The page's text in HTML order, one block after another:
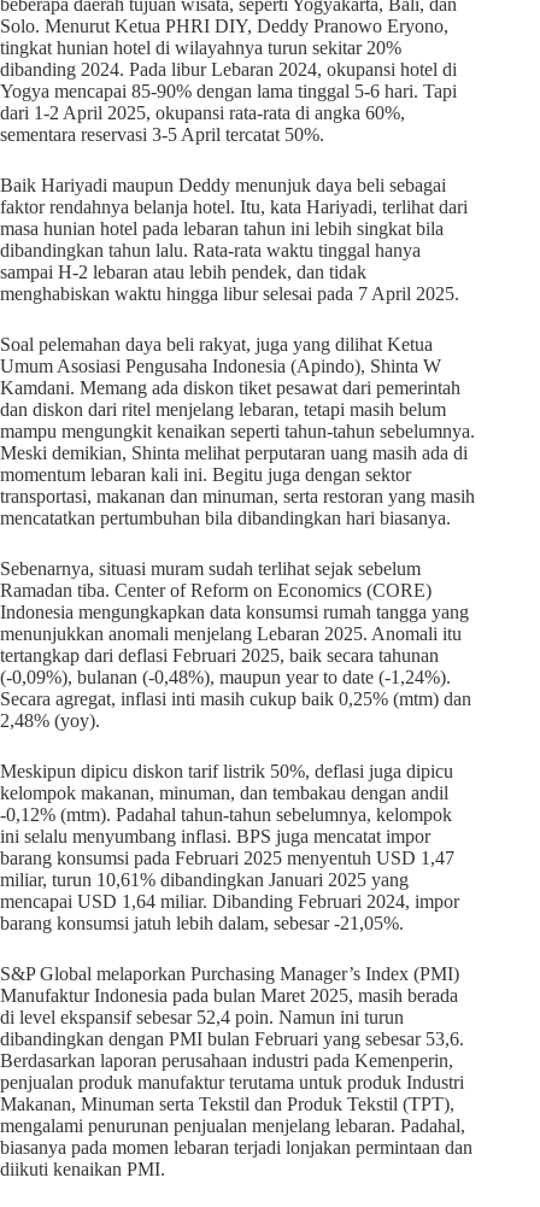
Solo. Menurut Ketua PHRI DIY, Deddy Pranowo Eryono,
tingkat hunian hotel di wilayahnya turun sekitar 20%
dibanding 2024. Pada libur Lebaran 2024, okupansi hotel di
Yogya mencapai 85-90% dengan lama tinggal 5-6 hari. Tapi
dari 1-2 April 2025, okupansi rata-rata di angka 60%,
sementara reservasi 3-5 April tercatat 50%.
Baik Hariyadi maupun Deddy menunjuk daya beli sebagai
faktor rendahnya belanja hotel. Itu, kata Hariyadi, terlihat dari
masa hunian hotel pada lebaran tahun ini lebih singkat bila
dibandingkan tahun lalu. Rata-rata waktu tinggal hanya
sampai H-2 lebaran atau lebih pendek, dan tidak
menghabiskan waktu hingga libur selesai pada 7 April 2025.
Soal pelemahan daya beli rakyat, juga yang dilihat Ketua
Umum Asosiasi Pengusaha Indonesia (Apindo), Shinta W
Kamdani. Memang ada diskon tiket pesawat dari pemerintah
dan diskon dari ritel menjelang lebaran, tetapi masih belum
mampu mengungkit kenaikan seperti tahun-tahun sebelumnya.
Meski demikian, Shinta melihat perputaran uang masih ada di
momentum lebaran kali ini. Begitu juga dengan sektor
transportasi, makanan dan minuman, serta restoran yang masih
mencatatkan pertumbuhan bila dibandingkan hari biasanya.
Sebenarnya, situasi muram sudah terlihat sejak sebelum
Ramadan tiba. Center of Reform on Economics (CORE)
Indonesia mengungkapkan data konsumsi rumah tangga yang
menunjukkan anomali menjelang Lebaran 2025. Anomali itu
tertangkap dari deflasi Februari 2025, baik secara tahunan
(-0,09%), bulanan (-0,48%), maupun year to date (-1,24%).
Secara agregat, inflasi inti masih cukup baik 0,25% (mtm) dan
2,48% (yoy).
Meskipun dipicu diskon tarif listrik 50%, deflasi juga dipicu
kelompok makanan, minuman, dan tembakau dengan andil
-0,12% (mtm). Padahal tahun-tahun sebelumnya, kelompok
ini selalu menyumbang inflasi. BPS juga mencatat impor
barang konsumsi pada Februari 2025 menyentuh USD 1,47
miliar, turun 10,61% dibandingkan Januari 2025 yang
mencapai USD 1,64 miliar. Dibanding Februari 2024, impor
barang konsumsi jatuh lebih dalam, sebesar -21,05%.
S&P Global melaporkan Purchasing Manager’s Index (PMI)
Manufaktur Indonesia pada bulan Maret 2025, masih berada
di level ekspansif sebesar 52,4 poin. Namun ini turun
dibandingkan dengan PMI bulan Februari yang sebesar 53,6.
Berdasarkan laporan perusahaan industri pada Kemenperin,
penjualan produk manufaktur terutama untuk produk Industri
Makanan, Minuman serta Tekstil dan Produk Tekstil (TPT),
mengalami penurunan penjualan menjelang lebaran. Padahal,
biasanya pada momen lebaran terjadi lonjakan permintaan dan
diikuti kenaikan PMI.